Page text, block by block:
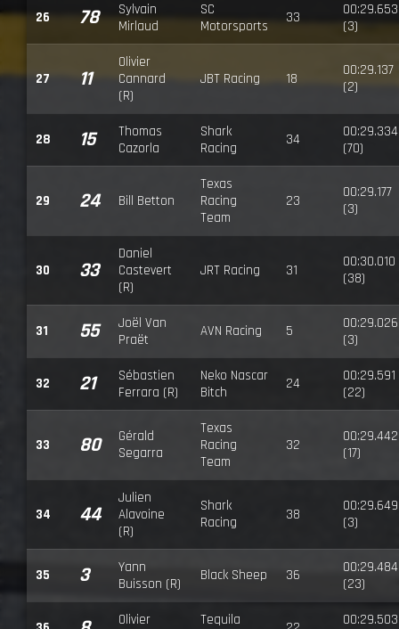
26 78
Sylvain
Mirlaud
SC
Motorsports
33
00:29.653
(3)
27 11
Olivier
Cannard
(R)
JBT Racing 18
00:29.137
(2)
28 15
Thomas
Cazorla
Shark
Racing
34
00:29.334
(70)
29 24 Bill Betton
Texas
Racing
Team
23
00:29.177
(3)
30 33
Daniel
Castevert
(R)
JRT Racing 31
00:30.010
(38)
31 55
Joël Van
Praët
AVN Racing 5
00:29.026
(3)
32 21
Sébastien
Ferrara (R)
Neko Nascar
Bitch
24
00:29.591
(22)
33 80
Gérald
Segarra
Texas
Racing
Team
32
00:29.442
(17)
34 44
Julien
Alavoine
(R)
Shark
Racing
38
00:29.649
(3)
35 3
Yann
Buisson (R)
Black Sheep 36
00:29.484
(23)
Olivier
Tequila
00:29.503